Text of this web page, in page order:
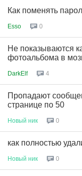
Как поменять
Esso 0
Не показываются
фотоальбома в
DarkElf 4
Пропадают
странице по 50
Новый ник 0
как полностью
Новый ник 0